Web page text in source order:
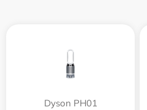
Dyson PH01